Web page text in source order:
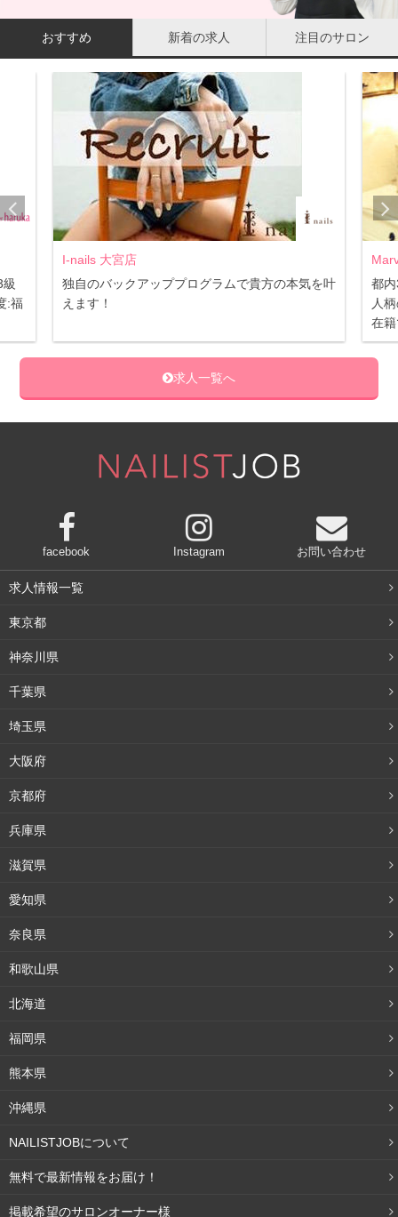
ネット上にアップされたネイル写真を見ていると、背景に
キラキラのネックレスが置いてあったり、花と一緒に撮っ
ているカットが多く見られます。
先述したように、ライフスタイルに溶け込んだ小物なら良
いのですが、いかにも撮影のために置きました！というよ
うな小物は古臭い印象が否めないですし、あまり目立つ小
大切なのは「撮りたい作品のどこを一番見せたいか」とい
例えば、キラキラのビジューをデザインしたネイルならア
ートが主役なのでそこにフォーカスを当て、他はぼかす。
ワンカラージェルのウルツヤ感を伝えたいのなら、ツヤ感
す。小物はあくまでも脇役ということを念頭に、
のは外して必要なもののみ写すようにしましょう。
背景の色は？
るかも重要なポイントです。こちらも先ほどの小物と同様
に、あまりにも主張の強い背景だとネイルがかすんでしま
います。
おススメはホワイトやベージュにわずかに柄が入った背景
です。基本的にホワイトやベージュはどんなカラーやアー
おすすめ 新着の求人 注目のサロン
:福
I-nails 大宮店
独自のバックアッププログラムで貴方の本気を叶
えます！
都
人
在
求人一覧へ
facebook Instagram お問い合わせ
求人情報一覧
東京都
神奈川県
千葉県
埼玉県
大阪府
京都府
兵庫県
滋賀県
愛知県
奈良県
和歌山県
北海道
福岡県
熊本県
沖縄県
NAILISTJOBについて
無料で最新情報をお届け！
掲載希望のサロンオーナー様